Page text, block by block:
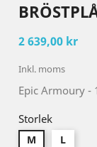
2 639,00 kr
Inkl. moms
Epic Armoury -
Storlek
M L